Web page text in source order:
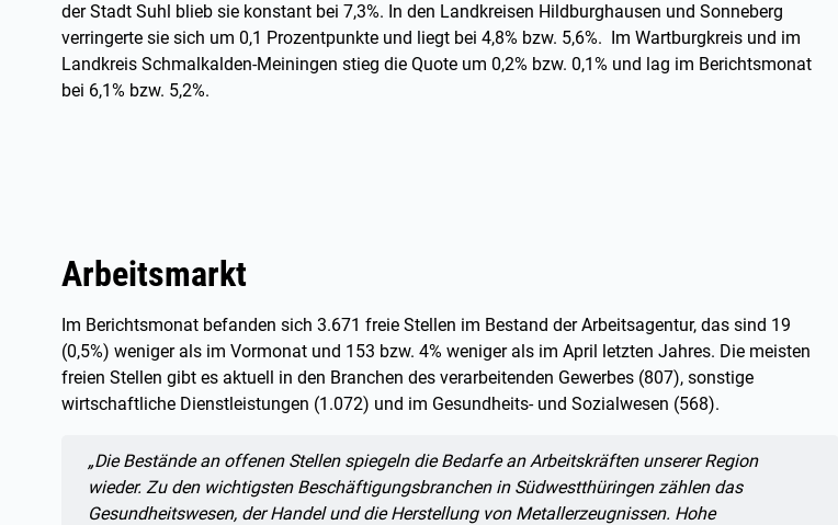
der Stadt Suhl blieb sie konstant bei 7,3%. In den Landkreisen Hildburghausen und Sonneberg
verringerte sie sich um 0,1 Prozentpunkte und liegt bei 4,8% bzw. 5,6%. Im Wartburgkreis und im
Landkreis Schmalkalden-Meiningen stieg die Quote um 0,2% bzw. 0,1% und lag im Berichtsmonat
bei 6,1% bzw. 5,2%.
Arbeitsmarkt
Im Berichtsmonat befanden sich 3.671 freie Stellen im Bestand der Arbeitsagentur, das sind 19
(0,5%) weniger als im Vormonat und 153 bzw. 4% weniger als im April letzten Jahres. Die meisten
freien Stellen gibt es aktuell in den Branchen des verarbeitenden Gewerbes (807), sonstige
wirtschaftliche Dienstleistungen (1.072) und im Gesundheits- und Sozialwesen (568).
Zitat:
„Die Bestände an offenen Stellen spiegeln die Bedarfe an Arbeitskräften unserer Region
wieder. Zu den wichtigsten Beschäftigungsbranchen in Südwestthüringen zählen das
Gesundheitswesen, der Handel und die Herstellung von Metallerzeugnissen. Hohe